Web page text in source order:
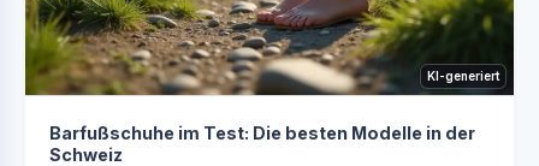
KI-generiert
Barfußschuhe im Test: Die besten Modelle in der
Schweiz